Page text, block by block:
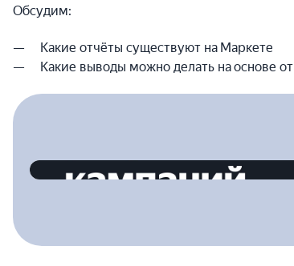
Обсудим:
Какие отчёты существуют на Маркете
Какие выводы можно делать на основе
2023-04-28T00:00:00.000Z